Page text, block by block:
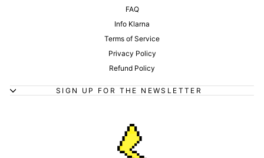
FAQ
Info Klarna
Terms of Service
Privacy Policy
Refund Policy
SIGN UP FOR THE NEWSLETTER